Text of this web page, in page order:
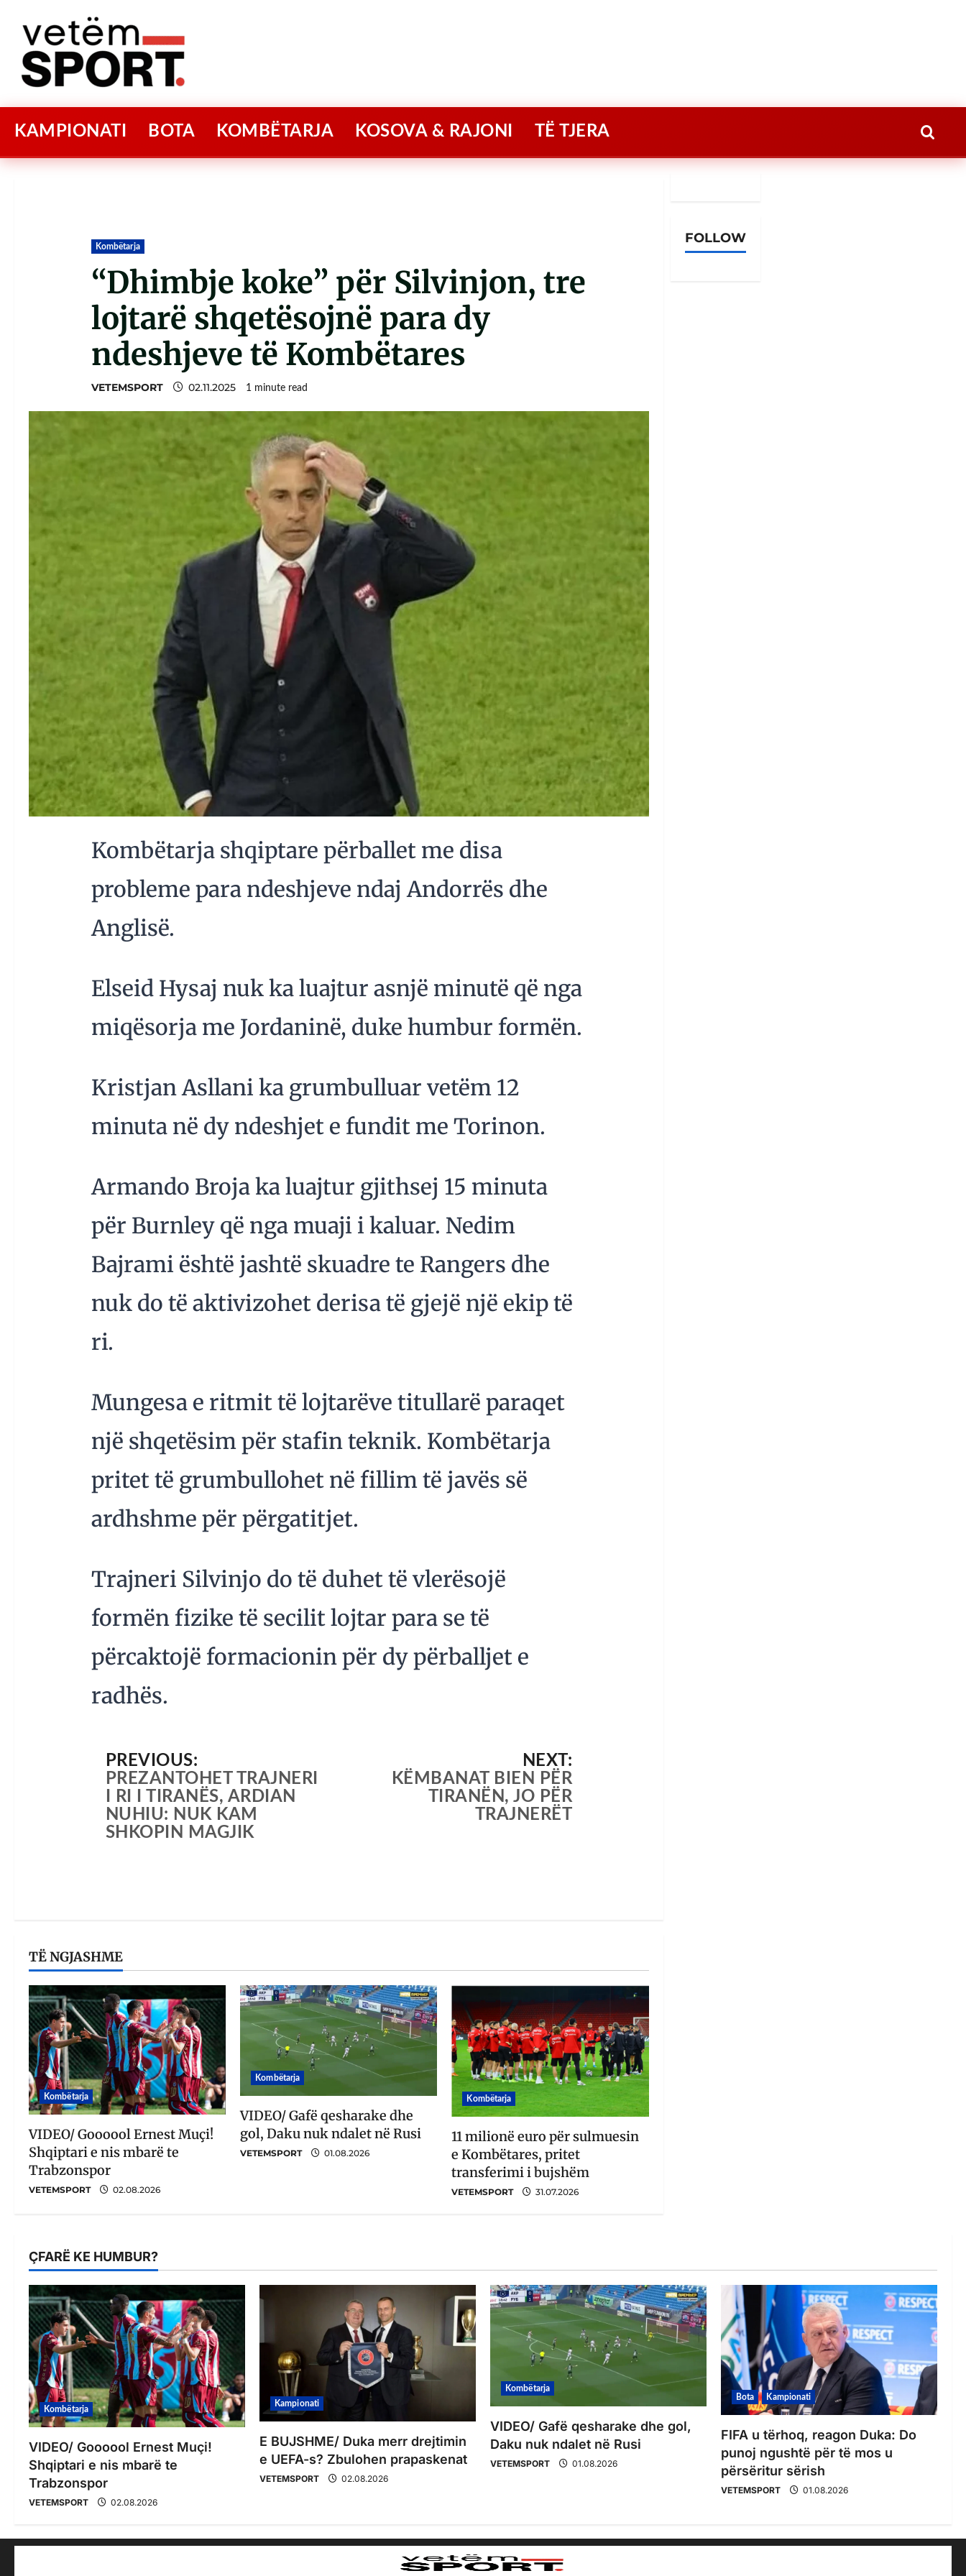
KAMPIONATI BOTA KOMBËTARJA KOSOVA & RAJONI TË TJERA
Kombëtarja
“Dhimbje koke” për Silvinjon, tre
lojtarë shqetësojnë para dy
ndeshjeve të Kombëtares
VETEMSPORT 02.11.2025 1 minute read
Kombëtarja shqiptare përballet me disa
probleme para ndeshjeve ndaj Andorrës dhe
Anglisë.
Elseid Hysaj nuk ka luajtur asnjë minutë që nga
miqësorja me Jordaninë, duke humbur formën.
Kristjan Asllani ka grumbulluar vetëm 12
minuta në dy ndeshjet e fundit me Torinon.
Armando Broja ka luajtur gjithsej 15 minuta
për Burnley që nga muaji i kaluar. Nedim
Bajrami është jashtë skuadre te Rangers dhe
nuk do të aktivizohet derisa të gjejë një ekip të
ri.
Mungesa e ritmit të lojtarëve titullarë paraqet
një shqetësim për stafin teknik. Kombëtarja
pritet të grumbullohet në fillim të javës së
ardhshme për përgatitjet.
Trajneri Silvinjo do të duhet të vlerësojë
formën fizike të secilit lojtar para se të
përcaktojë formacionin për dy përballjet e
radhës.
PREVIOUS:
PREZANTOHET TRAJNERI
I RI I TIRANËS, ARDIAN
NUHIU: NUK KAM
SHKOPIN MAGJIK
NEXT:
KËMBANAT BIEN PËR
TIRANËN, JO PËR
TRAJNERËT
TË NGJASHME
Kombëtarja
VIDEO/ Goooool Ernest Muçi!
Shqiptari e nis mbarë te
Trabzonspor
VETEMSPORT 02.08.2026
Kombëtarja
VIDEO/ Gafë qesharake dhe
gol, Daku nuk ndalet në Rusi
VETEMSPORT 01.08.2026
Kombëtarja
11 milionë euro për sulmuesin
e Kombëtares, pritet
transferimi i bujshëm
VETEMSPORT 31.07.2026
FOLLOW
ÇFARË KE HUMBUR?
Kombëtarja
VIDEO/ Goooool Ernest Muçi!
Shqiptari e nis mbarë te
Trabzonspor
VETEMSPORT 02.08.2026
Kampionati
E BUJSHME/ Duka merr drejtimin
e UEFA-s? Zbulohen prapaskenat
VETEMSPORT 02.08.2026
Kombëtarja
VIDEO/ Gafë qesharake dhe gol,
Daku nuk ndalet në Rusi
VETEMSPORT 01.08.2026
Bota Kampionati
FIFA u tërhoq, reagon Duka: Do
punoj ngushtë për të mos u
përsëritur sërish
VETEMSPORT 01.08.2026